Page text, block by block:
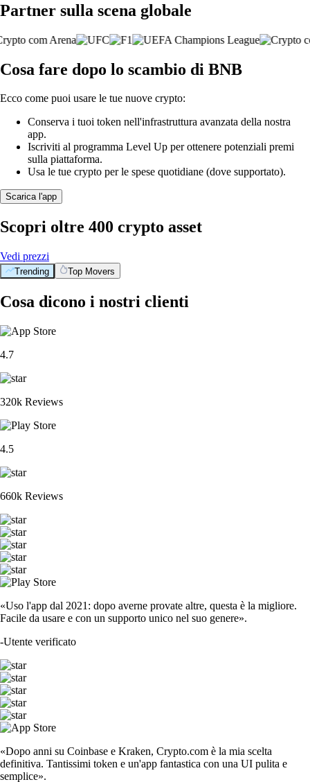
Partner sulla scena globale
Cosa fare dopo lo scambio di BNB
Ecco come puoi usare le tue nuove crypto:
Conserva i tuoi token nell'infrastruttura avanzata della nostra
app.
Iscriviti al programma Level Up per ottenere potenziali premi
sulla piattaforma.
Usa le tue crypto per le spese quotidiane (dove supportato).
Scarica l'app
Scopri oltre 400 crypto asset
Vedi prezzi
Trending Top Movers
Cosa dicono i nostri clienti
4.7
320k Reviews
4.5
660k Reviews
«Uso l'app dal 2021: dopo averne provate altre, questa è la migliore.
Facile da usare e con un supporto unico nel suo genere».
-Utente verificato
«Dopo anni su Coinbase e Kraken, Crypto.com è la mia scelta
definitiva. Tantissimi token e un'app fantastica con una UI pulita e
semplice».